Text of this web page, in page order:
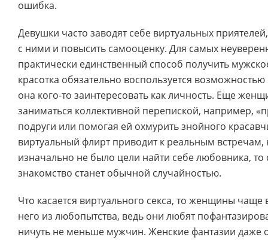
ошибка.
Девушки часто заводят себе виртуальных
с ними и повысить самооценку. Для самых
практически единственный способ получить
красотка обязательно воспользуется
она кого-то заинтересовать как личность. Еще
заниматься коллективной перепиской, например,
подруги или помогая ей охмурить знойного
виртуальный флирт приводит к реальным встречам,
изначально не было цели найти себе любовника, то
знакомство станет обычной случайностью.
Что касается виртуального секса, то женщины чаще
него из любопытства, ведь они любят
ничуть не меньше мужчин. Женские фантазии даже